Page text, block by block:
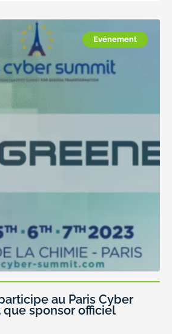
Evénement
au Paris Cyber
sponsor officiel